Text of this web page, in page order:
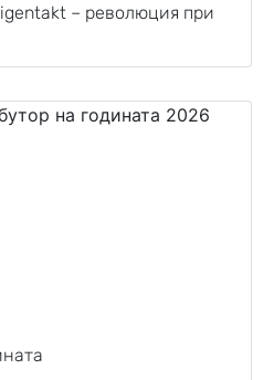
– революция при